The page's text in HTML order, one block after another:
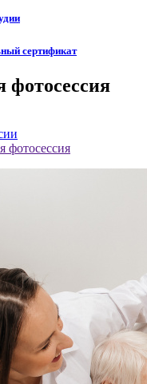
сертификат
фотосессия
фотосессия